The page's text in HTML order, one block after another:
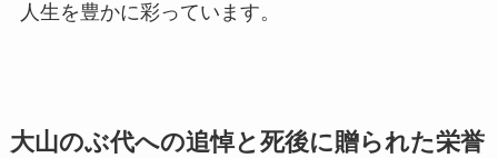
人生を豊かに彩っています。
大山のぶ代への追悼と死後に贈られた栄誉